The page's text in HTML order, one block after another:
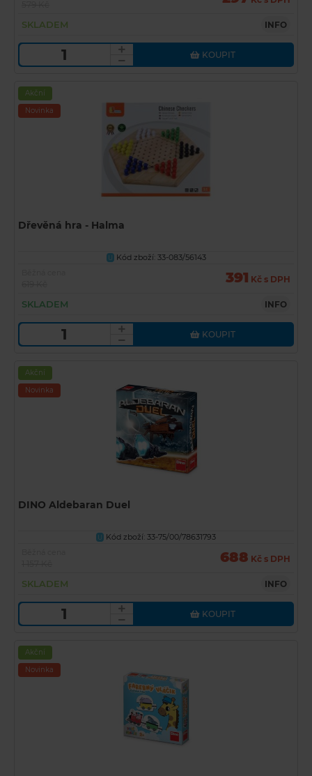
SKLADEM INFO
KOUPIT
Akční
Novinka
Dřevěná hra - Halma
U Kód zboží: 33-083/56143
391 Kč s DPH
SKLADEM INFO
KOUPIT
Akční
Novinka
DINO Aldebaran Duel
U
Kód zboží: 33-75/00/78631793
688 Kč s DPH
SKLADEM INFO
KOUPIT
Akční
Novinka